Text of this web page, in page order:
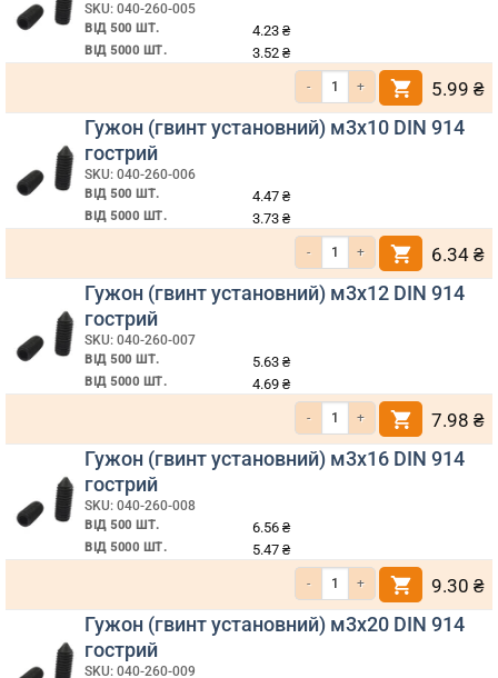
SKU: 040-260-005
ВІД 500 ШТ. 4.23 ₴
ВІД 5000 ШТ. 3.52 ₴
Кількість Гужон (гвинт
5.99 ₴
Гужон (гвинт установний) м3х10 DIN 914
гострий
SKU: 040-260-006
ВІД 500 ШТ. 4.47 ₴
ВІД 5000 ШТ. 3.73 ₴
Кількість Гужон (гвинт
6.34 ₴
Гужон (гвинт установний) м3х12 DIN 914
гострий
SKU: 040-260-007
ВІД 500 ШТ. 5.63 ₴
ВІД 5000 ШТ. 4.69 ₴
Кількість Гужон (гвинт
7.98 ₴
Гужон (гвинт установний) м3х16 DIN 914
гострий
SKU: 040-260-008
ВІД 500 ШТ. 6.56 ₴
ВІД 5000 ШТ. 5.47 ₴
Кількість Гужон (гвинт
9.30 ₴
Гужон (гвинт установний) м3х20 DIN 914
гострий
SKU: 040-260-009